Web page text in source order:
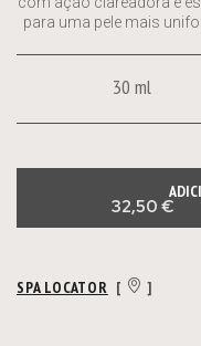
para uma pele mais
32,50 €
30 ml
SPA LOCATOR [ ]